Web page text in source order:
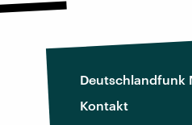
Deutschlandfunk
Kontakt